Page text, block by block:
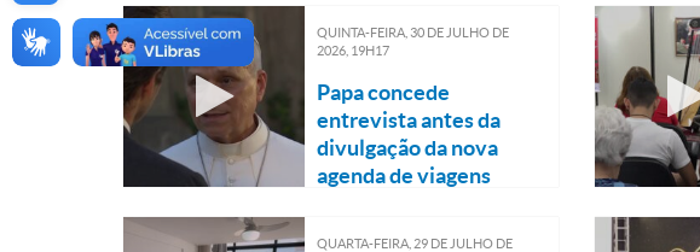
QUINTA-FEIRA, 30 DE JULHO DE
2026, 19H17
Papa concede
entrevista antes da
divulgação da nova
agenda de viagens
QUARTA-FEIRA, 29 DE JULHO DE